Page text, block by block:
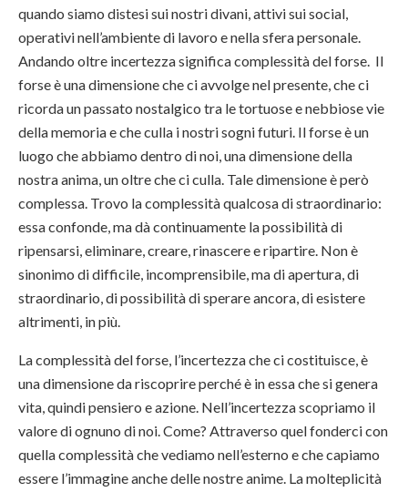
quando siamo distesi sui nostri divani, attivi sui social,
operativi nell’ambiente di lavoro e nella sfera personale.
Andando oltre incertezza significa complessità del forse. Il
forse è una dimensione che ci avvolge nel presente, che ci
ricorda un passato nostalgico tra le tortuose e nebbiose vie
della memoria e che culla i nostri sogni futuri. Il forse è un
luogo che abbiamo dentro di noi, una dimensione della
nostra anima, un oltre che ci culla. Tale dimensione è però
complessa. Trovo la complessità qualcosa di straordinario:
essa confonde, ma dà continuamente la possibilità di
ripensarsi, eliminare, creare, rinascere e ripartire. Non è
sinonimo di difficile, incomprensibile, ma di apertura, di
straordinario, di possibilità di sperare ancora, di esistere
altrimenti, in più.
La complessità del forse, l’incertezza che ci costituisce, è
una dimensione da riscoprire perché è in essa che si genera
vita, quindi pensiero e azione. Nell’incertezza scopriamo il
valore di ognuno di noi. Come? Attraverso quel fonderci con
quella complessità che vediamo nell’esterno e che capiamo
essere l’immagine anche delle nostre anime. La molteplicità